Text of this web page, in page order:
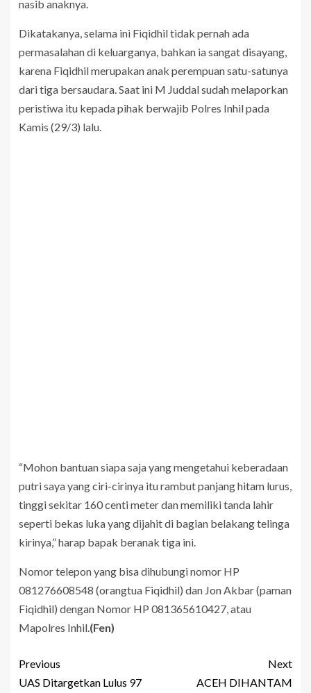
nasib anaknya.
Dikatakanya, selama ini Fiqidhil tidak pernah ada
permasalahan di keluarganya, bahkan ia sangat disayang,
karena Fiqidhil merupakan anak perempuan satu-satunya
dari tiga bersaudara. Saat ini M Juddal sudah melaporkan
peristiwa itu kepada pihak berwajib Polres Inhil pada
Kamis (29/3) lalu.
“Mohon bantuan siapa saja yang mengetahui keberadaan
putri saya yang ciri-cirinya itu rambut panjang hitam lurus,
tinggi sekitar 160 centi meter dan memiliki tanda lahir
seperti bekas luka yang dijahit di bagian belakang telinga
kirinya,” harap bapak beranak tiga ini.
Nomor telepon yang bisa dihubungi nomor HP
081276608548 (orangtua Fiqidhil) dan Jon Akbar (paman
Fiqidhil) dengan Nomor HP 081365610427, atau
Mapolres Inhil.(Fen)
Previous
UAS Ditargetkan Lulus 97
Next
ACEH DIHANTAM